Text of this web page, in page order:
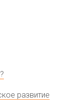
развитие